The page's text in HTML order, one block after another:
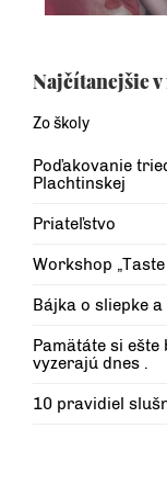
Najčítanejšie
Zo školy
Poďakovanie
Plachtinskej
Priateľstvo
Workshop
Bájka o sliepke a
Pamätáte si
vyzerajú dnes .
10 pravidiel